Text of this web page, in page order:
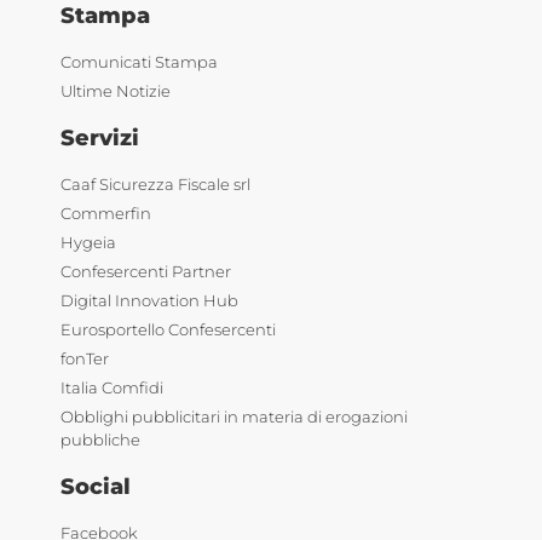
Stampa
Comunicati Stampa
Ultime Notizie
Servizi
Caaf Sicurezza Fiscale srl
Commerfin
Hygeia
Confesercenti Partner
Digital Innovation Hub
Eurosportello Confesercenti
fonTer
Italia Comfidi
Obblighi pubblicitari in materia di erogazioni
pubbliche
Social
Facebook